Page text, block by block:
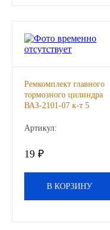
Автожидкости
Охлаждающие жидкости
Автосмазки
CHEVRON
Ремкомплект главного
тормозного цилиндра
ВАЗ-2101-07 к-т 5
Артикул:
19 ₽
В КОРЗИНУ